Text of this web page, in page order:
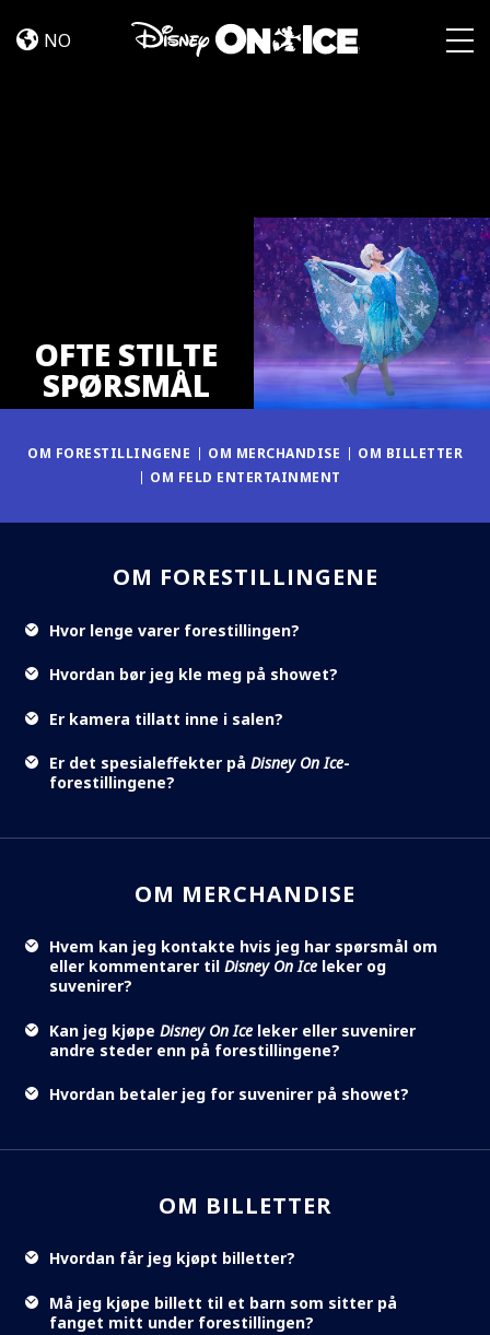
STILTE
NO
OFTE STILTE
SPØRSMÅL
OM FORESTILLINGENE OM MERCHANDISE
OM BILLETTER
OM FELD ENTERTAINMENT
OM FORESTILLINGENE
Hvor lenge varer forestillingen?
Hvordan bør jeg kle meg på showet?
Er kamera tillatt inne i salen?
Er det spesialeffekter på Disney On Ice-
forestillingene?
OM MERCHANDISE
Hvem kan jeg kontakte hvis jeg har spørsmål om
eller kommentarer til Disney On Ice leker og
suvenirer?
Kan jeg kjøpe Disney On Ice leker eller suvenirer
andre steder enn på forestillingene?
Hvordan betaler jeg for suvenirer på showet?
OM BILLETTER
Hvordan får jeg kjøpt billetter?
Må jeg kjøpe billett til et barn som sitter på
fanget mitt under forestillingen?